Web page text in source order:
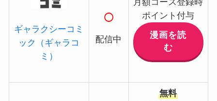
ギャラクシーコミ
ック（ギャラコ
ミ）
○
配信中
ポイント付与
漫画を読
む
無料